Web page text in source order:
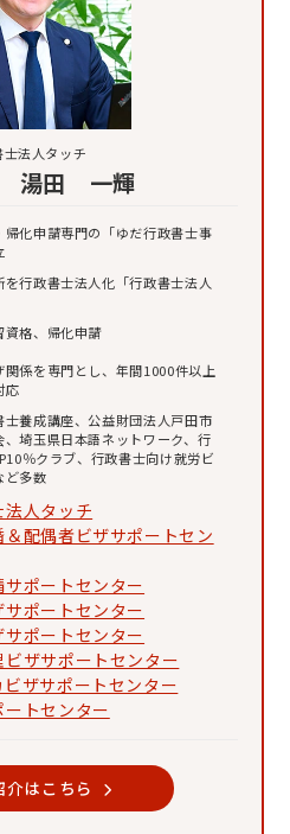
士法人タッチ
湯田 一輝
帰化申請専門の「ゆだ行政書士事
を行政書士法人化「行政書士法人
資格、帰化申請
関係を専門とし、年間1000件以上
応
士養成講座、公益財団法人戸田市
、埼玉県日本語ネットワーク、行
％クラブ、行政書士向け就労ビ
ど多数
人タッチ
＆配偶者ビザサポートセン
サポートセンター
ポートセンター
ポートセンター
ビザサポートセンター
ビザサポートセンター
ートセンター
介はこちら